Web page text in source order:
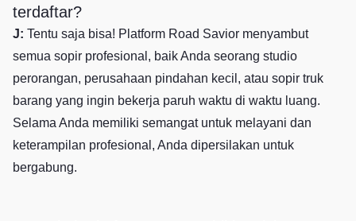
terdaftar?
J: Tentu saja bisa! Platform Road Savior menyambut
semua sopir profesional, baik Anda seorang studio
perorangan, perusahaan pindahan kecil, atau sopir truk
barang yang ingin bekerja paruh waktu di waktu luang.
Selama Anda memiliki semangat untuk melayani dan
keterampilan profesional, Anda dipersilakan untuk
bergabung.